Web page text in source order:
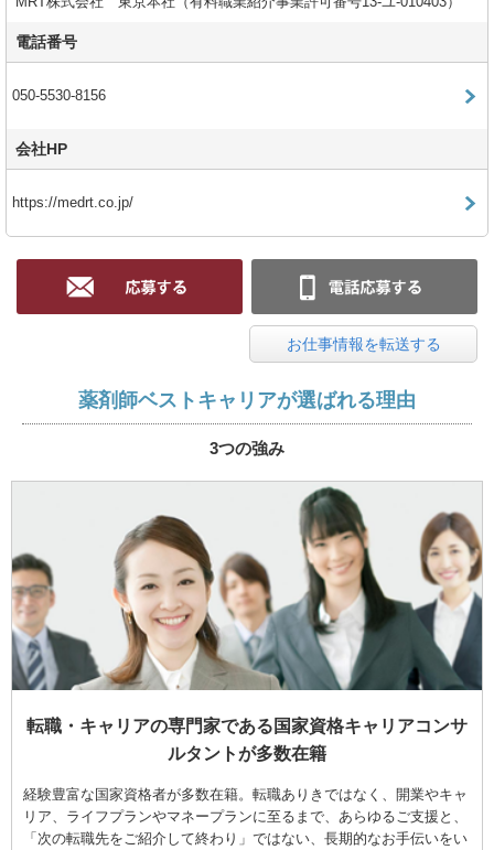
電話番号
050-5530-8156
会社HP
https://medrt.co.jp/
お仕事情報を転送する
薬剤師ベストキャリアが選ばれる理由
3つの強み
転職・キャリアの専門家である国家資格キャリアコンサ
ルタントが多数在籍
経験豊富な国家資格者が多数在籍。転職ありきではなく、開業やキャ
リア、ライフプランやマネープランに至るまで、あらゆるご支援と、
「次の転職先をご紹介して終わり」ではない、長期的なお手伝いをい